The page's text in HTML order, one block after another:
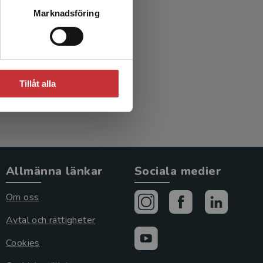
Marknadsföring
Tillåt alla
Allmänna länkar
Om oss
Avtal och rättigheter
Cookies
Sociala medier